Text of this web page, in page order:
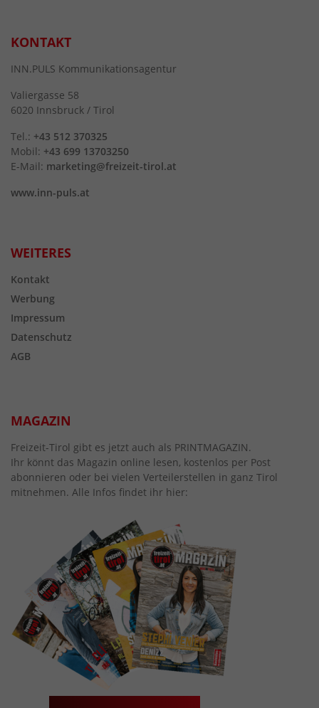
KONTAKT
INN.PULS Kommunikationsagentur
Valiergasse 58
6020 Innsbruck / Tirol
Tel.: +43 512 370325
Mobil: +43 699 13703250
E-Mail: marketing@freizeit-tirol.at
www.inn-puls.at
WEITERES
Kontakt
Werbung
Impressum
Datenschutz
AGB
MAGAZIN
Freizeit-Tirol gibt es jetzt auch als PRINTMAGAZIN.
Ihr könnt das Magazin online lesen, kostenlos per Post
abonnieren oder bei vielen Verteilerstellen in ganz Tirol
mitnehmen. Alle Infos findet ihr hier: